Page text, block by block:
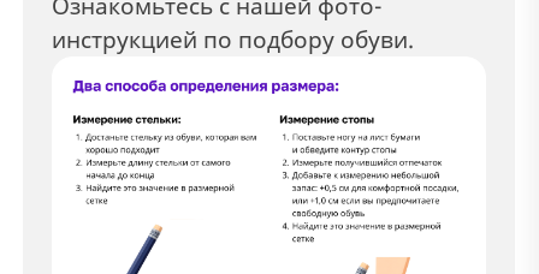
инструкцией по подбору обуви.